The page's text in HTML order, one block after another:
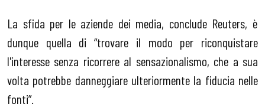
La sfida per le aziende dei media, conclude Reuters, è
dunque quella di “trovare il modo per riconquistare
l'interesse senza ricorrere al sensazionalismo, che a sua
volta potrebbe danneggiare ulteriormente la fiducia nelle
fonti”.